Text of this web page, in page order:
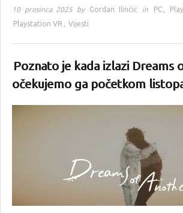
10 prosinca 2025 by Gordan Ilinčić in PC ,
Playstation VR , Vijesti
Poznato je kada izlazi Dreams
očekujemo ga početkom